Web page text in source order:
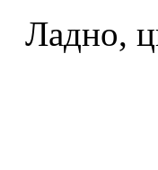
Ладно,